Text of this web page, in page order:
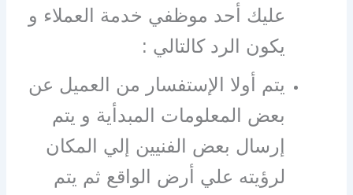
عليك أحد موظفي خدمة العملاء و
يكون الرد كالتالي :
يتم أولا الإستفسار من العميل عن
بعض المعلومات المبدأية و يتم
إرسال بعض الفنيين إلي المكان
لرؤيته علي أرض الواقع ثم يتم